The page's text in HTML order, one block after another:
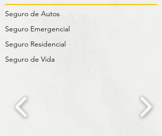
Seguro de Autos
Seguro Emergencial
Seguro Residencial
Seguro de Vida